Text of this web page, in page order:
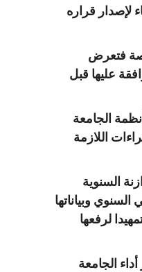
لإصدار قراره
فتعرض
عليها قبل
الجامعة
اللازمة
السنوية
وبياناتها
لرفعها
الجامعة